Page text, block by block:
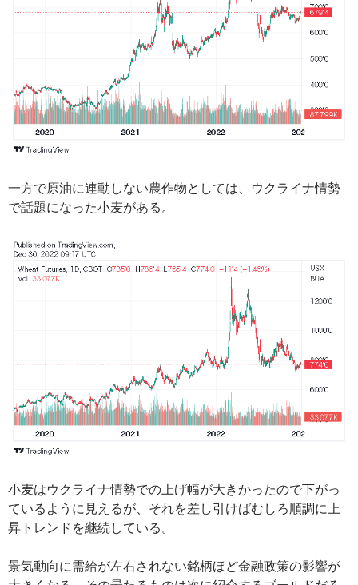
一方で原油に連動しない農作物としては、ウクライナ情勢
で話題になった小麦がある。
小麦はウクライナ情勢での上げ幅が大きかったので下がっ
ているように見えるが、それを差し引けばむしろ順調に上
昇トレンドを継続している。
景気動向に需給が左右されない銘柄ほど金融政策の影響が